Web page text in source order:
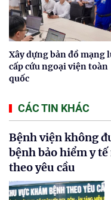
Xây dựng bản đồ mạng
cấp cứu ngoại viện toàn
quốc
CÁC TIN KHÁC
Bệnh viện không
bệnh bảo hiểm y
theo yêu cầu